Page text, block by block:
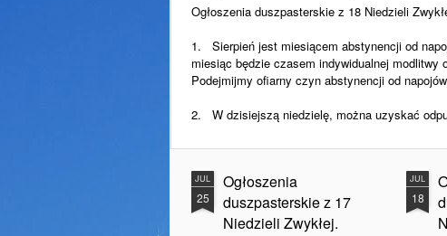
Ogłoszenia duszpasterskie z 18 Niedzieli
1. Sierpień jest miesiącem abstynencji od
miesiąc będzie czasem indywidualnej modlitwy
Podejmijmy ofiarny czyn abstynencji od
2. W dzisiejszą niedzielę, można uzyskać
JUL
25
Ogłoszenia
duszpasterskie z 17
Niedzieli Zwykłej.
JUL
18